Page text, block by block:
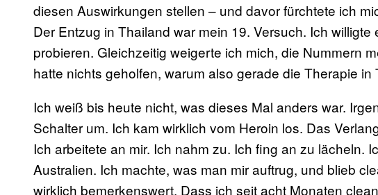
diesen Auswirkungen stellen – und davor fürchtete ich
Der Entzug in Thailand war mein 19. Versuch. Ich
probieren. Gleichzeitig weigerte ich mich, die Nummern
hatte nichts geholfen, warum also gerade die Therapie in
Ich weiß bis heute nicht, was dieses Mal anders war.
Schalter um. Ich kam wirklich vom Heroin los. Das
Ich arbeitete an mir. Ich nahm zu. Ich fing an zu lächeln.
Australien. Ich machte, was man mir auftrug, und blieb
wirklich bemerkenswert. Dass ich seit acht Monaten